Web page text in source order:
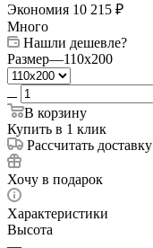
Экономия 10 215 ₽
Много
Нашли дешевле?
Размер—110x200
В корзину
Купить в 1 клик
Рассчитать доставку
Хочу в подарок
Характеристики
Высота